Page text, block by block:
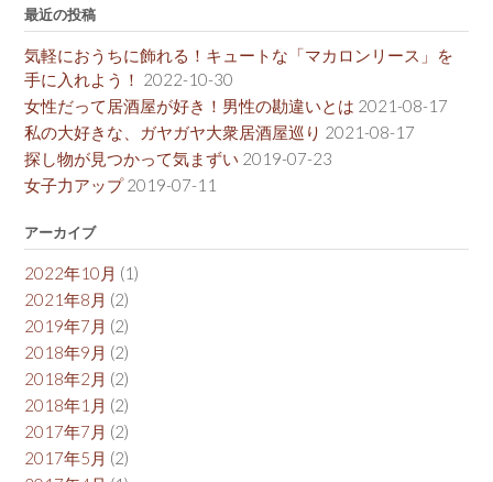
最近の投稿
気軽におうちに飾れる！キュートな「マカロンリース」を
手に入れよう！ 2022-10-30
女性だって居酒屋が好き！男性の勘違いとは 2021-08-17
私の大好きな、ガヤガヤ大衆居酒屋巡り 2021-08-17
探し物が見つかって気まずい 2019-07-23
女子力アップ 2019-07-11
アーカイブ
2022年10月 (1)
2021年8月 (2)
2019年7月 (2)
2018年9月 (2)
2018年2月 (2)
2018年1月 (2)
2017年7月 (2)
2017年5月 (2)